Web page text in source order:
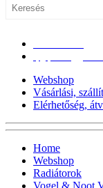
Webshop
Vásárlási,
Elérhetőség,
Home
Webshop
Radiátorok
Vogel & Noot